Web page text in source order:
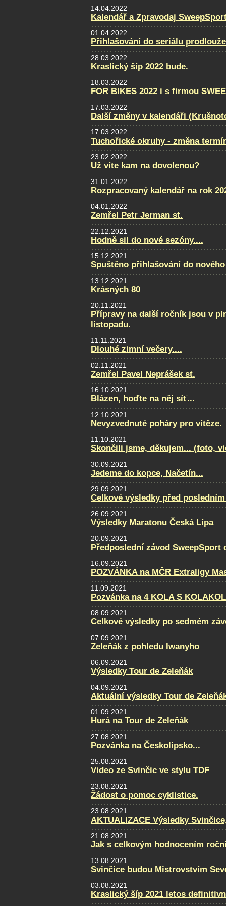
14.04.2022
Kalendář a Zpravodaj
01.04.2022
Přihlašování do seriálu
28.03.2022
Kraslický šíp 2022 bude.
18.03.2022
FOR BIKES 2022 i s firmou
17.03.2022
Další změny v kalendáři
17.03.2022
Tuchořické okruhy - změna
23.02.2022
Už víte kam na dovolenou?
31.01.2022
Rozpracovaný kalendář na rok
04.01.2022
Zemřel Petr Jerman st.
22.12.2021
Hodně sil do nové sezóny....
15.12.2021
Spuštěno přihlašování do
13.12.2021
Krásných 80
20.11.2021
Přípravy na další ročník jsou v
listopadu.
11.11.2021
Dlouhé zimní večery....
02.11.2021
Zemřel Pavel Neprášek st.
16.10.2021
Blázen, hoďte na něj síť...
12.10.2021
Nevyzvednuté poháry pro vítěze.
11.10.2021
Skončili jsme, děkujem... (foto,
30.09.2021
Jedeme do kopce, Načetín...
29.09.2021
Celkové výsledky před
26.09.2021
Výsledky Maratonu Česká Lípa
20.09.2021
Předposlední závod
16.09.2021
POZVÁNKA na MČR Extraligy
11.09.2021
Pozvánka na 4 KOLA S
08.09.2021
Celkové výsledky po sedmém
07.09.2021
Zeleňák z pohledu Iwanyho
06.09.2021
Výsledky Tour de Zeleňák
04.09.2021
Aktuální výsledky Tour de
01.09.2021
Hurá na Tour de Zeleňák
27.08.2021
Pozvánka na Českolipsko...
25.08.2021
Video ze Svinčic ve stylu TDF
23.08.2021
Žádost o pomoc cyklistice.
23.08.2021
AKTUALIZACE Výsledky
21.08.2021
Jak s celkovým hodnocením
13.08.2021
Svinčice budou Mistrovstvím
03.08.2021
Kraslický šíp 2021 letos